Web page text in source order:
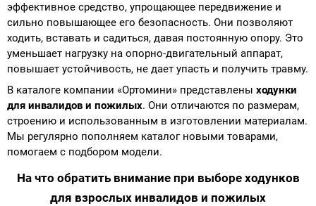
эффективное средство, упрощающее передвижение и
сильно повышающее его безопасность. Они позволяют
ходить, вставать и садиться, давая постоянную опору. Это
уменьшает нагрузку на опорно-двигательный аппарат,
повышает устойчивость, не дает упасть и получить травму.
В каталоге компании «Ортомини» представлены ходунки
для инвалидов и пожилых. Они отличаются по размерам,
строению и использованным в изготовлении материалам.
Мы регулярно пополняем каталог новыми товарами,
помогаем с подбором модели.
На что обратить внимание при выборе ходунков
для взрослых инвалидов и пожилых